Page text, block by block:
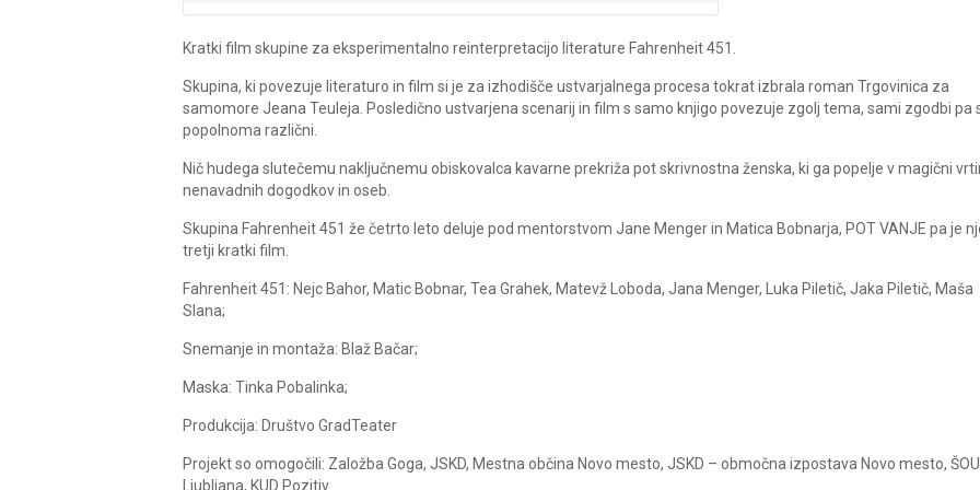
Kratki film skupine za eksperimentalno reinterpretacijo literature Fahrenheit 451.
Skupina, ki povezuje literaturo in film si je za izhodišče ustvarjalnega procesa tokrat izbrala roman Trgovinica za
samomore Jeana Teuleja. Posledično ustvarjena scenarij in film s samo knjigo povezuje zgolj tema, sami zgodbi pa
popolnoma različni.
Nič hudega slutečemu naključnemu obiskovalca kavarne prekriža pot skrivnostna ženska, ki ga popelje v magični
nenavadnih dogodkov in oseb.
Skupina Fahrenheit 451 že četrto leto deluje pod mentorstvom Jane Menger in Matica Bobnarja, POT VANJE pa je
tretji kratki film.
Fahrenheit 451: Nejc Bahor, Matic Bobnar, Tea Grahek, Matevž Loboda, Jana Menger, Luka Piletič, Jaka Piletič, Maša
Slana;
Snemanje in montaža: Blaž Bačar;
Maska: Tinka Pobalinka;
Produkcija: Društvo GradTeater
Projekt so omogočili: Založba Goga, JSKD, Mestna občina Novo mesto, JSKD – območna izpostava Novo mesto,
Ljubljana, KUD Pozitiv